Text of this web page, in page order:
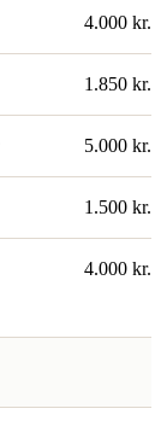
4.000 kr.
1.850 kr.
5.000 kr.
1.500 kr.
4.000 kr.